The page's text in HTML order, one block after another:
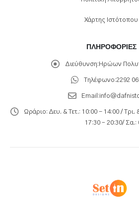
Χάρτης Ιστότοπου
ΠΛΗΡΟΦΟΡΊΕΣ
Διεύθυνση: Ηρώων
Τηλέφωνο:2292
Email:
Ωράριο: Δευ. & Τετ.: 10:00 - 14:00 / Τρι.
17:30 – 20:30/ Σα.: